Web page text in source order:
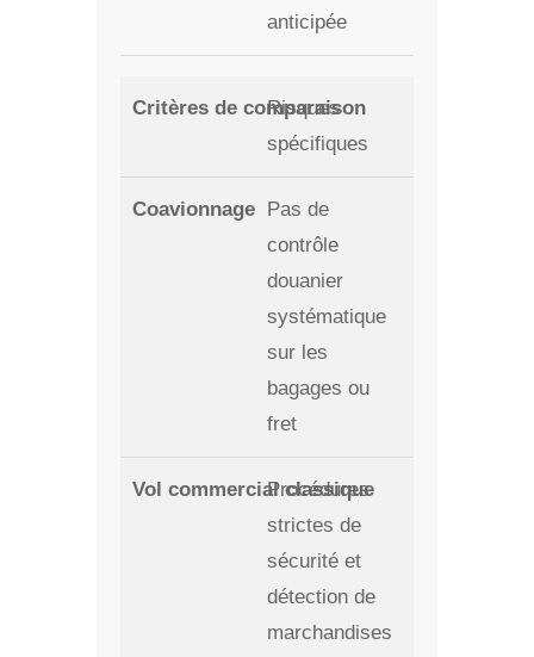
anticipée
Risques
spécifiques
Pas de
contrôle
douanier
systématique
sur les
bagages ou
fret
Procédures
strictes de
sécurité et
détection de
marchandises